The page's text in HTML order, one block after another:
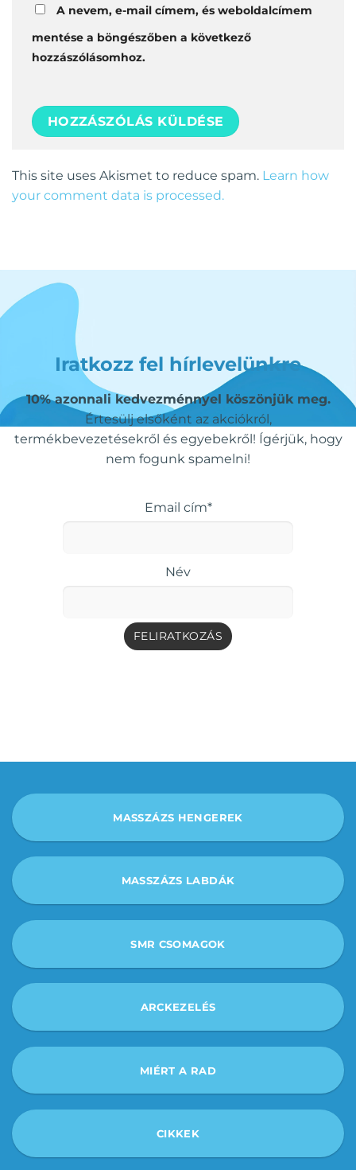
A nevem, e-mail címem, és weboldalcímem
mentése a böngészőben a következő
hozzászólásomhoz.
This site uses Akismet to reduce spam. Learn how
your comment data is processed.
Iratkozz fel hírlevelünkre
10% azonnali kedvezménnyel köszönjük meg.
Értesülj elsőként az akciókról,
termékbevezetésekről és egyebekről! Ígérjük, hogy
nem fogunk spamelni!
Email cím*
Név
MASSZÁZS HENGEREK
MASSZÁZS LABDÁK
SMR CSOMAGOK
ARCKEZELÉS
MIÉRT A RAD
CIKKEK